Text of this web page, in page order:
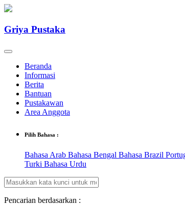
Griya Pustaka
Beranda
Informasi
Berita
Bantuan
Pustakawan
Area Anggota
Pilih Bahasa :
Bahasa Arab Bahasa Bengal Bahasa Brazil
Turki Bahasa Urdu
Pencarian berdasarkan :